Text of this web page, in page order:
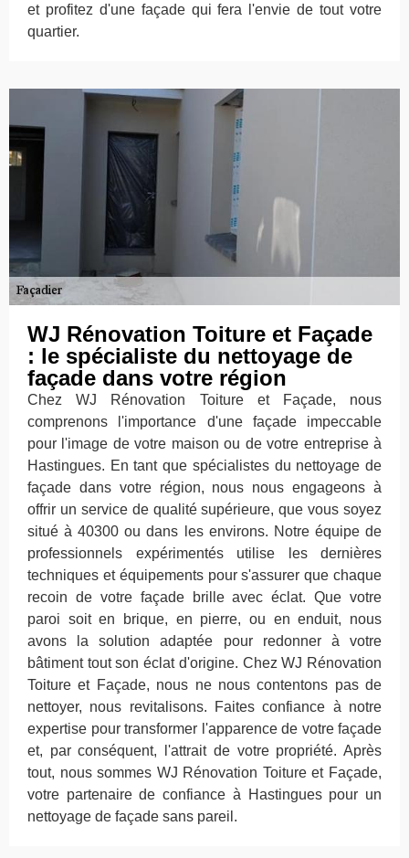
et profitez d'une façade qui fera l'envie de tout votre
quartier.
WJ Rénovation Toiture et Façade
: le spécialiste du nettoyage de
façade dans votre région
Chez WJ Rénovation Toiture et Façade, nous
comprenons l'importance d'une façade impeccable
pour l'image de votre maison ou de votre entreprise à
Hastingues. En tant que spécialistes du nettoyage de
façade dans votre région, nous nous engageons à
offrir un service de qualité supérieure, que vous soyez
situé à 40300 ou dans les environs. Notre équipe de
professionnels expérimentés utilise les dernières
techniques et équipements pour s'assurer que chaque
recoin de votre façade brille avec éclat. Que votre
paroi soit en brique, en pierre, ou en enduit, nous
avons la solution adaptée pour redonner à votre
bâtiment tout son éclat d'origine. Chez WJ Rénovation
Toiture et Façade, nous ne nous contentons pas de
nettoyer, nous revitalisons. Faites confiance à notre
expertise pour transformer l'apparence de votre façade
et, par conséquent, l'attrait de votre propriété. Après
tout, nous sommes WJ Rénovation Toiture et Façade,
votre partenaire de confiance à Hastingues pour un
nettoyage de façade sans pareil.